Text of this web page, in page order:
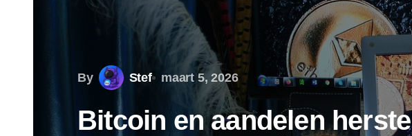
By Stef maart 5, 2026
Bitcoin en aandelen